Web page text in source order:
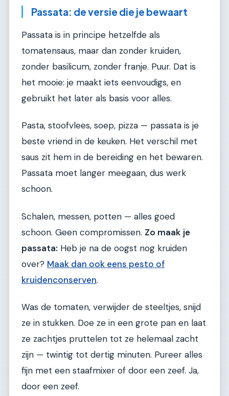
Passata: de versie die je bewaart
Passata is in principe hetzelfde als
tomatensaus, maar dan zonder kruiden,
zonder basilicum, zonder franje. Puur. Dat is
het mooie: je maakt iets eenvoudigs, en
gebruikt het later als basis voor alles.
Pasta, stoofvlees, soep, pizza — passata is je
beste vriend in de keuken. Het verschil met
saus zit hem in de bereiding en het bewaren.
Passata moet langer meegaan, dus werk
schoon.
Schalen, messen, potten — alles goed
schoon. Geen compromissen. Zo maak je
passata: Heb je na de oogst nog kruiden
over? Maak dan ook eens pesto of
kruidenconserven.
Was de tomaten, verwijder de steeltjes, snijd
ze in stukken. Doe ze in een grote pan en laat
ze zachtjes pruttelen tot ze helemaal zacht
zijn — twintig tot dertig minuten. Pureer alles
fijn met een staafmixer of door een zeef. Ja,
door een zeef.